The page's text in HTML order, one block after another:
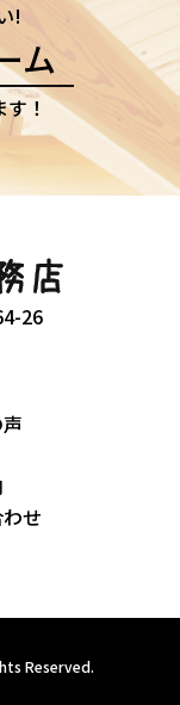
!
ム
！
26
せ
Reserved.